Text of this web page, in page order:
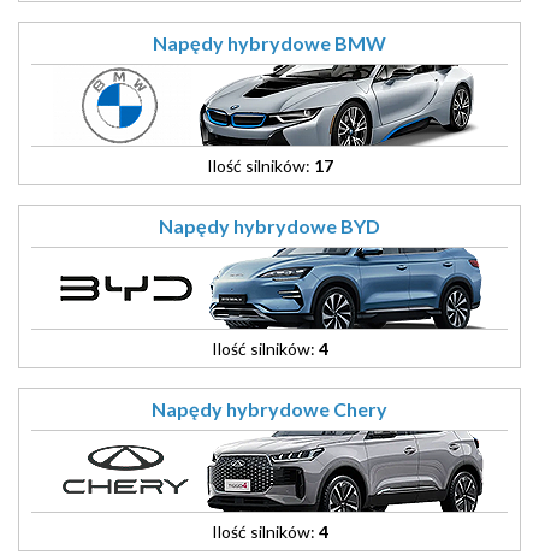
Napędy hybrydowe BMW
Ilość silników: 17
Napędy hybrydowe BYD
Ilość silników: 4
Napędy hybrydowe Chery
Ilość silników: 4